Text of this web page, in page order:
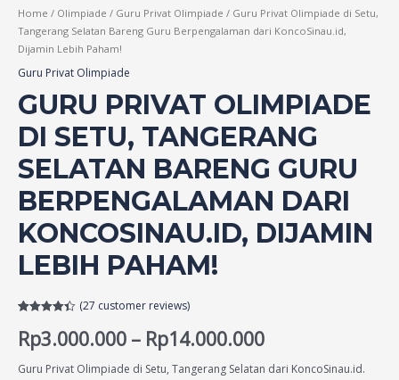
Home / Olimpiade / Guru Privat Olimpiade / Guru Privat Olimpiade di Setu,
Tangerang Selatan Bareng Guru Berpengalaman dari KoncoSinau.id,
Dijamin Lebih Paham!
Guru Privat Olimpiade
GURU PRIVAT OLIMPIADE
DI SETU, TANGERANG
SELATAN BARENG GURU
BERPENGALAMAN DARI
KONCOSINAU.ID, DIJAMIN
LEBIH PAHAM!
out of 5
based on
customer
ratings
(27 customer reviews)
Rp3.000.000 – Rp14.000.000
Guru Privat Olimpiade di Setu, Tangerang Selatan dari KoncoSinau.id.